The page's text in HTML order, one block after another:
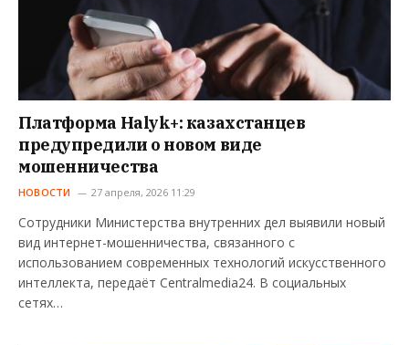
Платформа Halyk+: казахстанцев
предупредили о новом виде
мошенничества
НОВОСТИ 27 апреля, 2026 11:29
Сотрудники Министерства внутренних дел выявили новый
вид интернет-мошенничества, связанного с
использованием современных технологий искусственного
интеллекта, передаёт Centralmedia24. В социальных
сетях…